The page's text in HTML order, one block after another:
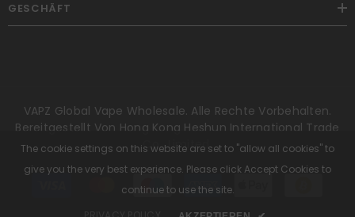
GESCHÄFT
VAPZ Global Vape Wholesale. Alle Rechte Vorbehalten.
Bereitgestellt Von Hong Kong Heshun International Trade
Co., Limited.
Zahlungsmethoden
The cookie settings on this website are set to "allow all cookies" to
give you the very best experience. Please click Accept Cookies to
continue to use the site.